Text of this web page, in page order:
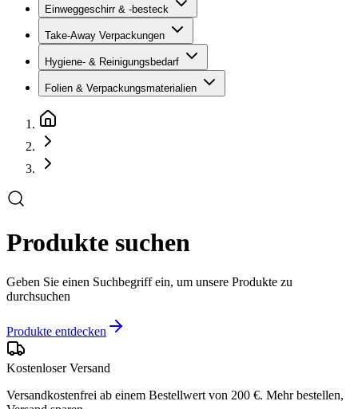
Einweggeschirr & -besteck
Take-Away Verpackungen
Hygiene- & Reinigungsbedarf
Folien & Verpackungsmaterialien
Produkte suchen
Geben Sie einen Suchbegriff ein, um unsere Produkte zu
durchsuchen
Produkte entdecken
Kostenloser Versand
Versandkostenfrei ab einem Bestellwert von 200 €. Mehr bestellen,